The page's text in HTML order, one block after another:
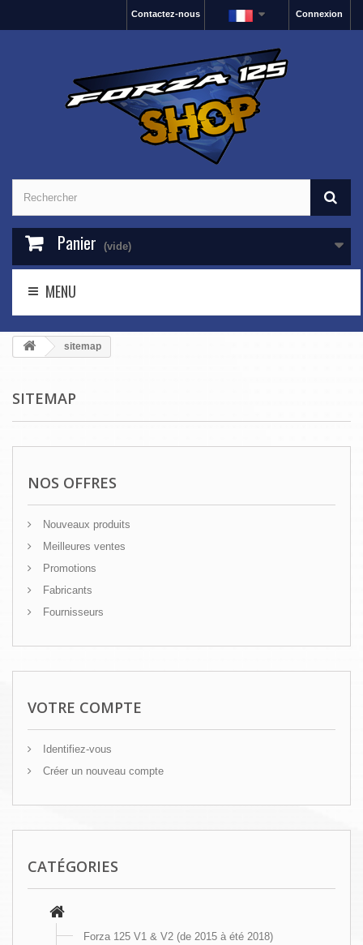
Connexion
Contactez-nous
Panier (vide)
MENU
sitemap
SITEMAP
NOS OFFRES
Nouveaux produits
Meilleures ventes
Promotions
Fabricants
Fournisseurs
VOTRE COMPTE
Identifiez-vous
Créer un nouveau compte
CATÉGORIES
Forza 125 V1 & V2 (de 2015 à été 2018)